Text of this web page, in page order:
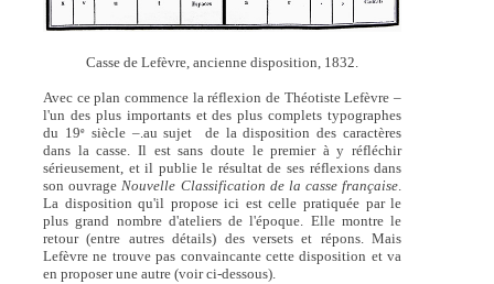
Casse de Lefèvre, ancienne disposition, 1832.
Avec ce plan commence la réflexion de Théotiste Lefèvre –
l'un des plus importants et des plus complets typographes
du 19esiècle –.au sujet de la disposition des caractères
dans la casse. Il est sans doute le premier à y réfléchir
sérieusement, et il publie le résultat de ses réflexions dans
son ouvrageNouvelle Classification de la casse française.
La disposition qu'il propose ici est celle pratiquée par le
plus grand nombre d'ateliers de l'époque. Elle montre le
retour (entre autres détails) des versets et répons. Mais
Lefèvre ne trouve pas convaincante cette disposition et va
en proposer une autre (voir ci-dessous).